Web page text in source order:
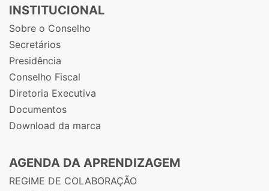
INSTITUCIONAL
Sobre o Conselho
Secretários
Presidência
Conselho Fiscal
Diretoria Executiva
Documentos
Download da marca
AGENDA DA APRENDIZAGEM
REGIME DE COLABORAÇÃO